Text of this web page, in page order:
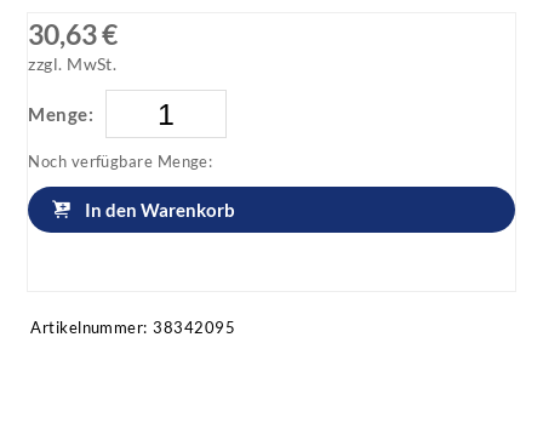
30,63 €
zzgl. MwSt.
Menge:
Noch verfügbare Menge:
In den Warenkorb
Artikelnummer: 38342095